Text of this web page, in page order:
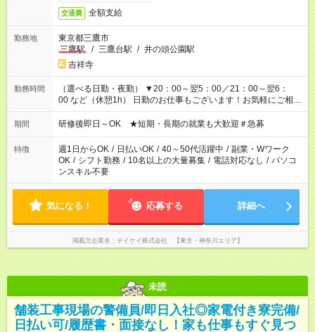
交通費 全額支給
勤務地
東京都三鷹市
三鷹駅
/ 三鷹台駅 / 井の頭公園駅
吉祥寺
勤務時間
（選べる日勤・夜勤） ▼20：00～翌5：00／21：00～翌6：
00 など（休憩1h） 日勤のお仕事もございます！お気軽にご相談
ください！
期間 研修後即日～OK ★短期・長期の就業も大歓迎＃急募
特徴 週1日からOK / 日払いOK / 40～50代活躍中 / 副業・Wワーク
OK / シフト勤務 / 10名以上の大量募集 / 電話対応なし / パソコ
ンスキル不要
気になる！ 応募する 詳細へ
掲載元企業名 テイケイ株式会社 【東京・神奈川エリア】
未読
舗装工事現場の警備員/即日入社◎家電付き寮完備/
日払い可/履歴書・面接なし！家も仕事もすぐ見つ